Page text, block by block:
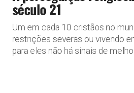
século 21
Um em cada 10 cristãos no
restrições severas ou vivendo
para eles não há sinais de